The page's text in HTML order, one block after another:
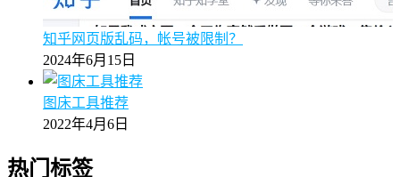
知乎网页版乱码，帐号被限制？
2024年6月15日
图床工具推荐
2022年4月6日
热门标签